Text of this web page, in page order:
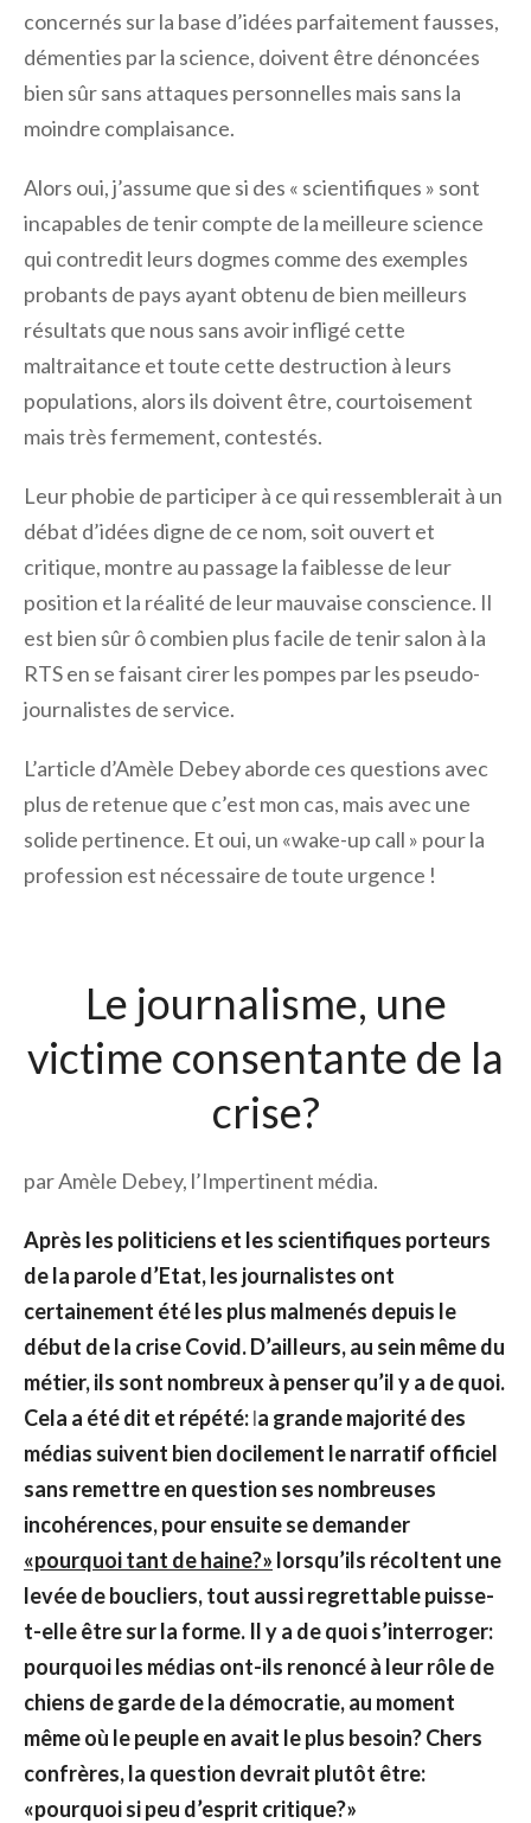
concernés sur la base d’idées parfaitement fausses,
démenties par la science, doivent être dénoncées
bien sûr sans attaques personnelles mais sans la
moindre complaisance.
Alors oui, j’assume que si des « scientifiques » sont
incapables de tenir compte de la meilleure science
qui contredit leurs dogmes comme des exemples
probants de pays ayant obtenu de bien meilleurs
résultats que nous sans avoir infligé cette
maltraitance et toute cette destruction à leurs
populations, alors ils doivent être, courtoisement
mais très fermement, contestés.
Leur phobie de participer à ce qui ressemblerait à un
débat d’idées digne de ce nom, soit ouvert et
critique, montre au passage la faiblesse de leur
position et la réalité de leur mauvaise conscience. Il
est bien sûr ô combien plus facile de tenir salon à la
RTS en se faisant cirer les pompes par les pseudo-
journalistes de service.
L’article d’Amèle Debey aborde ces questions avec
plus de retenue que c’est mon cas, mais avec une
solide pertinence. Et oui, un «wake-up call » pour la
profession est nécessaire de toute urgence !
Le journalisme, une
victime consentante de la
crise?
par Amèle Debey, l’Impertinent média.
Après les politiciens et les scientifiques porteurs
de la parole d’Etat, les journalistes ont
certainement été les plus malmenés depuis le
début de la crise Covid. D’ailleurs, au sein même du
métier, ils sont nombreux à penser qu’il y a de quoi.
Cela a été dit et répété:la grande majorité des
médias suivent bien docilement le narratif officiel
sans remettre en question ses nombreuses
incohérences, pour ensuite se demander
«pourquoi tant de haine?» lorsqu’ils récoltent une
levée de boucliers, tout aussi regrettable puisse-
t-elle être sur la forme. Il y a de quoi s’interroger:
pourquoi les médias ont-ils renoncé à leur rôle de
chiens de garde de la démocratie, au moment
même où le peuple en avait le plus besoin? Chers
confrères, la question devrait plutôt être:
«pourquoi si peu d’esprit critique?»